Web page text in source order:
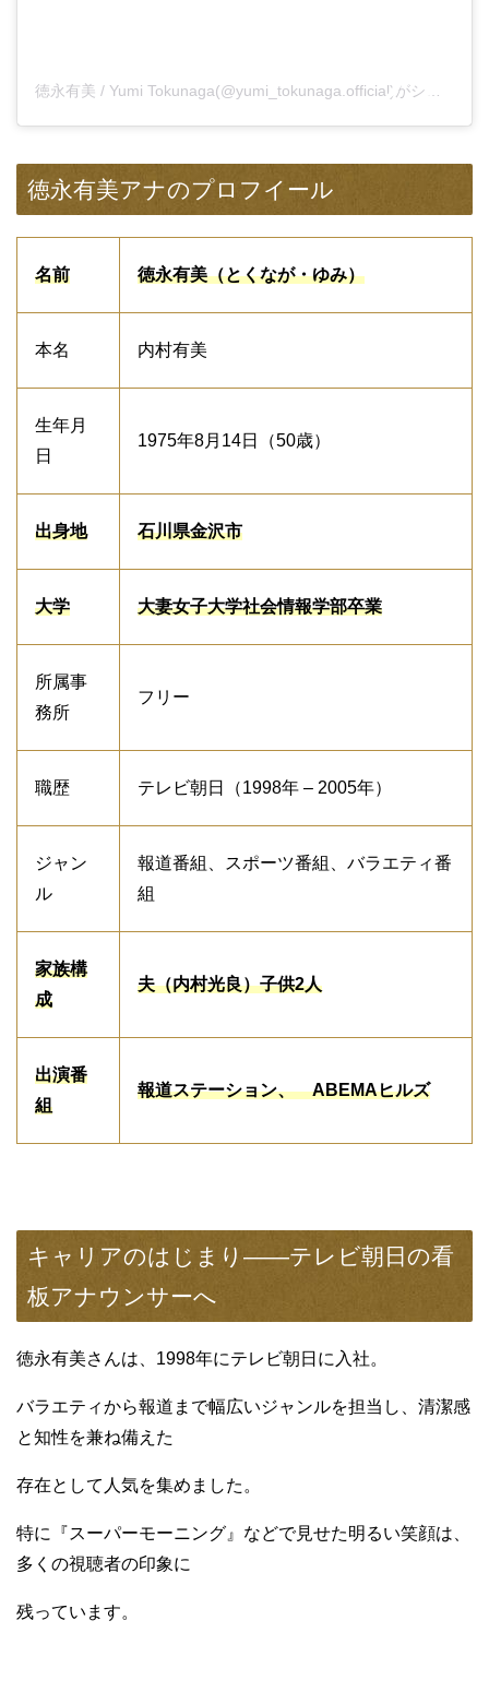
徳永有美 / Yumi Tokunaga(@yumi_tokunaga.official)がシェアした投稿
徳永有美アナのプロフイール
名前 徳永有美（とくなが・ゆみ）
本名 内村有美
生年月
日
1975年8月14日（50歳）
出身地 石川県金沢市
大学 大妻女子大学社会情報学部卒業
所属事
務所
フリー
職歴 テレビ朝日（1998年 – 2005年）
ジャン
ル
報道番組、スポーツ番組、バラエティ番
組
家族構
成
夫（内村光良）子供2人
出演番
組
報道ステーション、 ABEMAヒルズ
キャリアのはじまり——テレビ朝日の看
板アナウンサーへ
徳永有美さんは、1998年にテレビ朝日に入社。
バラエティから報道まで幅広いジャンルを担当し、清潔感
と知性を兼ね備えた
存在として人気を集めました。
特に『スーパーモーニング』などで見せた明るい笑顔は、
多くの視聴者の印象に
残っています。